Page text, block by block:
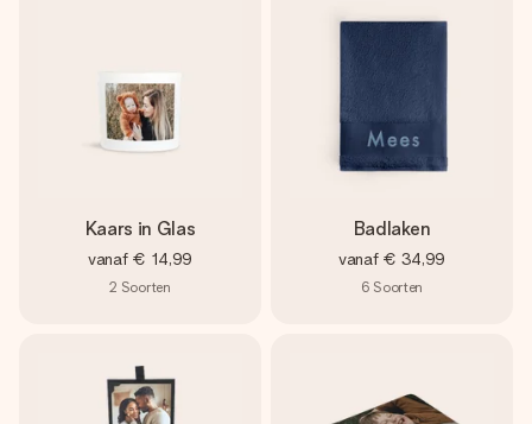
Kaars in Glas
vanaf € 14,99
2 Soorten
Badlaken
vanaf € 34,99
6 Soorten